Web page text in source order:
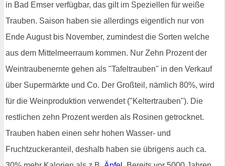
in Bad Emser verfügbar, das gilt im Speziellen für weiße
Trauben. Saison haben sie allerdings eigentlich nur von
Ende August bis November, zumindest die Sorten welche
aus dem Mittelmeerraum kommen. Nur Zehn Prozent der
Weintraubenernte gehen als "Tafeltrauben" in den Verkauf
über Supermärkte und Co. Der Großteil, nämlich 80%, wird
für die Weinproduktion verwendet ("Keltertrauben"). Die
restlichen zehn Prozent werden als Rosinen getrocknet.
Trauben haben einen sehr hohen Wasser- und
Fruchtzuckeranteil, deshalb haben sie übrigens auch ca.